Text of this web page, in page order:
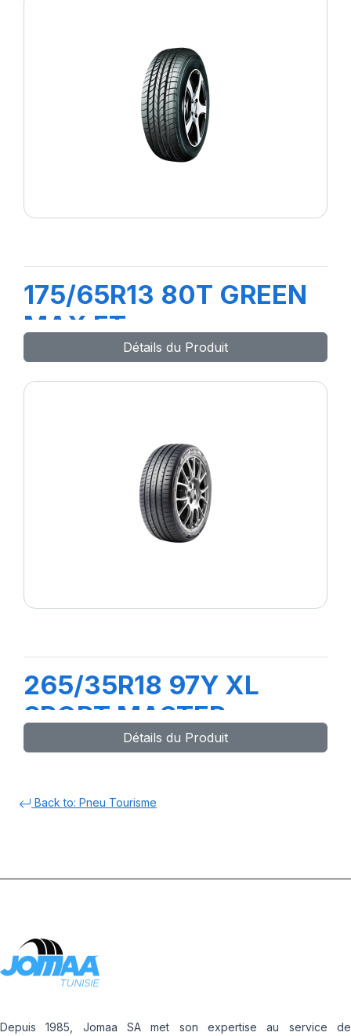
175/65R13 80T GREEN
MAX ET
Détails du Produit
265/35R18 97Y XL
SPORT MASTER
Détails du Produit
Back to: Pneu Tourisme
Depuis 1985, Jomaa SA met son expertise au service de